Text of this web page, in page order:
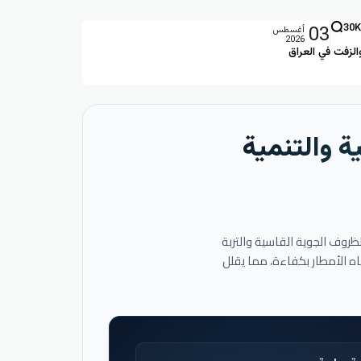
في العراق
30K
03 أغسطس
2026
والتنمية
الجوية القاسية والتربة
الأمطار بكفاءة، مما يقلل